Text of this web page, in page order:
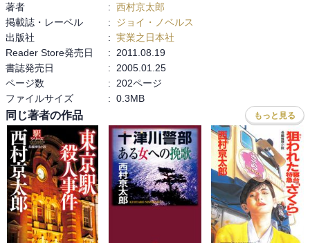
著者
: 西村京太郎
掲載誌・レーベル
:
ジョイ・ノベルス
出版社
: 実業之日本社
Reader Store発売日
:
2011.08.19
書誌発売日
:
2005.01.25
ページ数
:
202ページ
ファイルサイズ
: 0.3MB
同じ著者の作品 もっと見る